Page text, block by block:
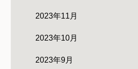
2023年11月
2023年10月
2023年9月